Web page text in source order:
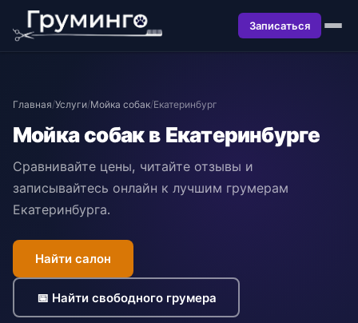
Записаться
Главная/Услуги/Мойка собак/Екатеринбург
Мойка собак в Екатеринбурге
Сравнивайте цены, читайте отзывы и
записывайтесь онлайн к лучшим грумерам
Екатеринбурга.
Найти салон
📅 Найти свободного грумера